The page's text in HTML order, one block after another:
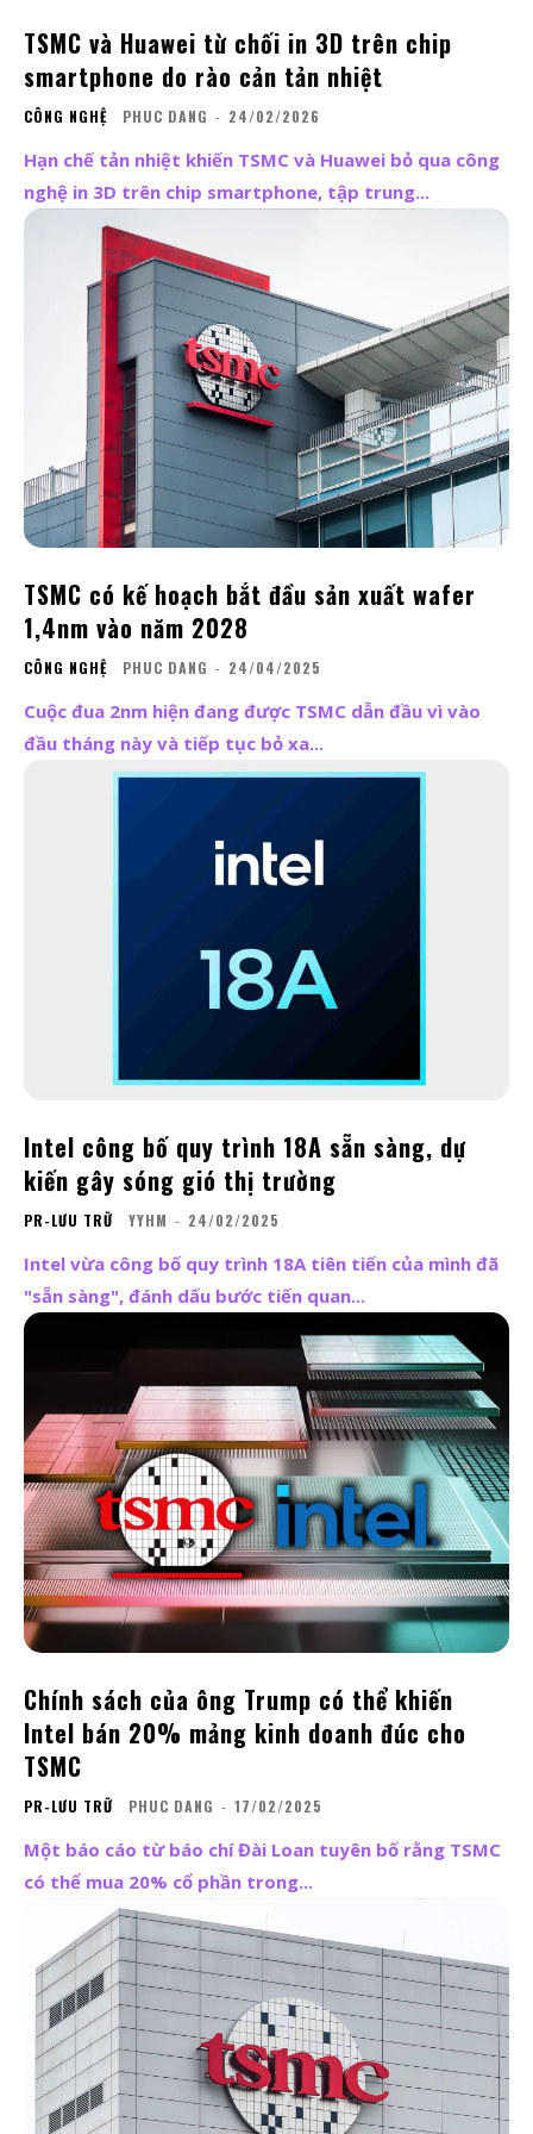
TSMC và Huawei từ chối in 3D trên chip
smartphone do rào cản tản nhiệt
CÔNG NGHỆ PHUC DANG - 24/02/2026
Hạn chế tản nhiệt khiến TSMC và Huawei bỏ qua công
nghệ in 3D trên chip smartphone, tập trung...
TSMC có kế hoạch bắt đầu sản xuất wafer
1,4nm vào năm 2028
CÔNG NGHỆ PHUC DANG - 24/04/2025
Cuộc đua 2nm hiện đang được TSMC dẫn đầu vì vào
đầu tháng này và tiếp tục bỏ xa...
Intel công bố quy trình 18A sẵn sàng, dự
kiến gây sóng gió thị trường
PR-LƯU TRỮ YYHM - 24/02/2025
Intel vừa công bố quy trình 18A tiên tiến của mình đã
"sẵn sàng", đánh dấu bước tiến quan...
Chính sách của ông Trump có thể khiến
Intel bán 20% mảng kinh doanh đúc cho
TSMC
PR-LƯU TRỮ PHUC DANG - 17/02/2025
Một báo cáo từ báo chí Đài Loan tuyên bố rằng TSMC
có thể mua 20% cổ phần trong...